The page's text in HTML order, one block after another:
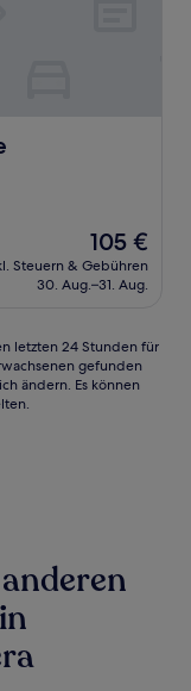
Der
Preis
beträgt
105 €
Steuern & Gebühren
30. Aug.–31. Aug.
letzten 24 Stunden für
gefunden
ändern. Es können